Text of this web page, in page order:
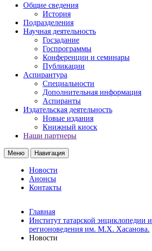
Общие сведения
История
Подразделения
Научная деятельность
Госзадание
Госпрограммы
Конференции и семинары
Публикации
Аспирантура
Специальности
Дополнительная информация
Аспиранты
Издательская деятельность
Новые издания
Книжный киоск
Наши партнеры
Меню Навигация
Новости
Анонсы
Контакты
Главная
Институт татарской энциклопедии и
регионоведения им. М.Х. Хасанова.
Новости